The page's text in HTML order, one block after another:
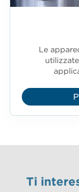
Le
Ti